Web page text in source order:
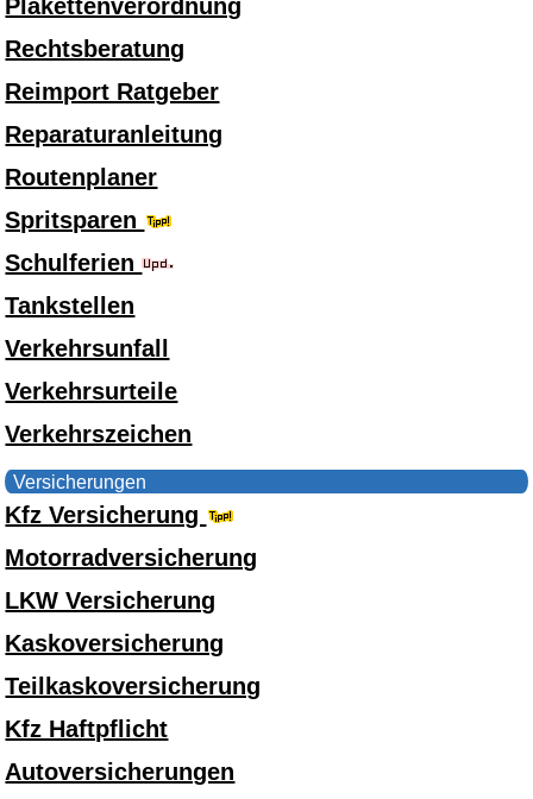
Plakettenverordnung
Rechtsberatung
Reimport Ratgeber
Reparaturanleitung
Routenplaner
Spritsparen
Schulferien
Tankstellen
Verkehrsunfall
Verkehrsurteile
Verkehrszeichen
Versicherungen
Kfz Versicherung
Motorradversicherung
LKW Versicherung
Kaskoversicherung
Teilkaskoversicherung
Kfz Haftpflicht
Autoversicherungen